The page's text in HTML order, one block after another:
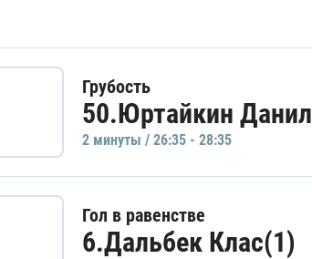
Грубость
50.Юртайкин Данил
2 минуты / 26:35 - 28:35
Гол в равенстве
6.Дальбек Клас(1)